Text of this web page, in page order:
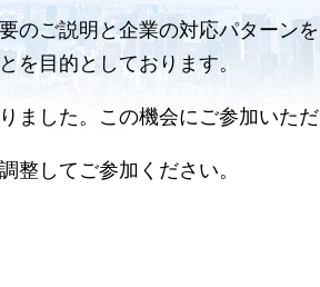
のご説明と企業の対応パターン
を目的としております。
ました。この機会にご参加いただ
整してご参加ください。